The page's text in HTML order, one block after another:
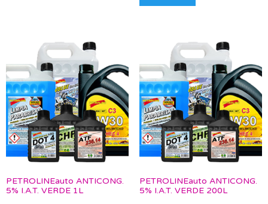
PETROLINEauto ANTICONG.
5% I.A.T. VERDE 1L
PETROLINEauto ANTICONG.
5% I.A.T. VERDE 200L